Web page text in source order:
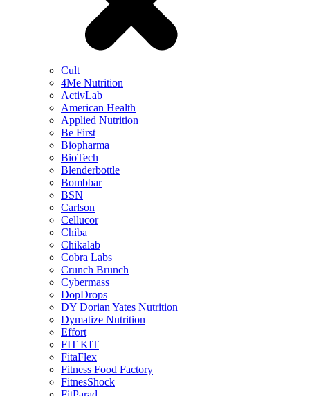
Cult
4Me Nutrition
ActivLab
American Health
Applied Nutrition
Be First
Biopharma
BioTech
Blenderbottle
Bombbar
BSN
Carlson
Cellucor
Chiba
Chikalab
Cobra Labs
Crunch Brunch
Cybermass
DopDrops
DY Dorian Yates Nutrition
Dymatize Nutrition
Effort
FIT KIT
FitaFlex
Fitness Food Factory
FitnesShock